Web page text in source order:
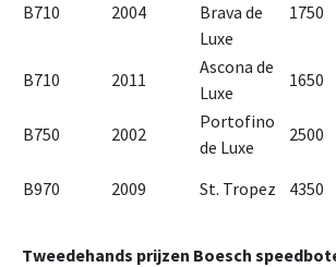
B710 2004
Brava de
Luxe
1750
B710 2011
Ascona de
Luxe
1650
B750
2002
Portofino
de Luxe
2500
B970
2009 St. Tropez 4350
Tweedehands prijzen Boesch